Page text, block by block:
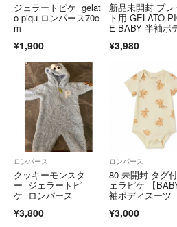
ジェラートピケ gelat
o piqu ロンパース70c
m
¥1,900
新品未開封 プレ
ト用 GELATO
E BABY 半袖ボ
イズ 女の子
¥3,980
ロンパース
クッキーモンスタ
ー ジェラートピ
ケ ロンパース
¥3,800
ロンパース
80 未開封 タグ
ェラピケ 【
袖ボディスーツ
¥3,000